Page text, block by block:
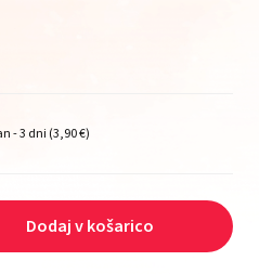
- 3 dni (3,90 €)
Dodaj v košarico